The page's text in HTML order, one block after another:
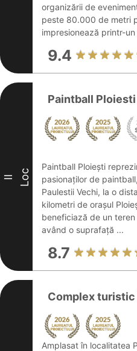
organizării de
peste 80.000 de metri
impresionează printr-
9.4
II Loc
Paintball
Paintball Ploiești
pasionaților de
Paulestii Vechi, la o
kilometri de orașul
beneficiază de un
având o suprafață ...
8.7
Complex turistic
Amplasat în localitatea